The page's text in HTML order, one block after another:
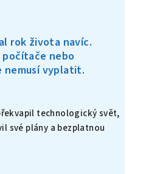
rok života navíc.
počítače nebo
nemusí vyplatit.
technologický svět,
své plány a bezplatnou